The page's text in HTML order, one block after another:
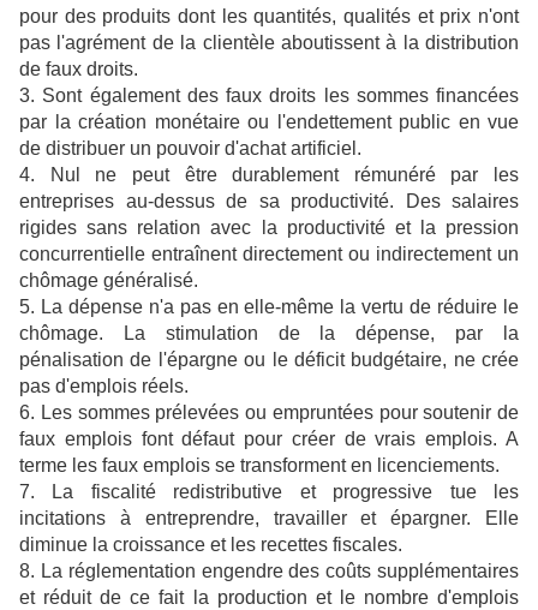
pour des produits dont les quantités, qualités et prix n'ont
pas l'agrément de la clientèle aboutissent à la distribution
de faux droits.
3. Sont également des faux droits les sommes financées
par la création monétaire ou l'endettement public en vue
de distribuer un pouvoir d'achat artificiel.
4. Nul ne peut être durablement rémunéré par les
entreprises au-dessus de sa productivité. Des salaires
rigides sans relation avec la productivité et la pression
concurrentielle entraînent directement ou indirectement un
chômage généralisé.
5. La dépense n'a pas en elle-même la vertu de réduire le
chômage. La stimulation de la dépense, par la
pénalisation de l'épargne ou le déficit budgétaire, ne crée
pas d'emplois réels.
6. Les sommes prélevées ou empruntées pour soutenir de
faux emplois font défaut pour créer de vrais emplois. A
terme les faux emplois se transforment en licenciements.
7. La fiscalité redistributive et progressive tue les
incitations à entreprendre, travailler et épargner. Elle
diminue la croissance et les recettes fiscales.
8. La réglementation engendre des coûts supplémentaires
et réduit de ce fait la production et le nombre d'emplois